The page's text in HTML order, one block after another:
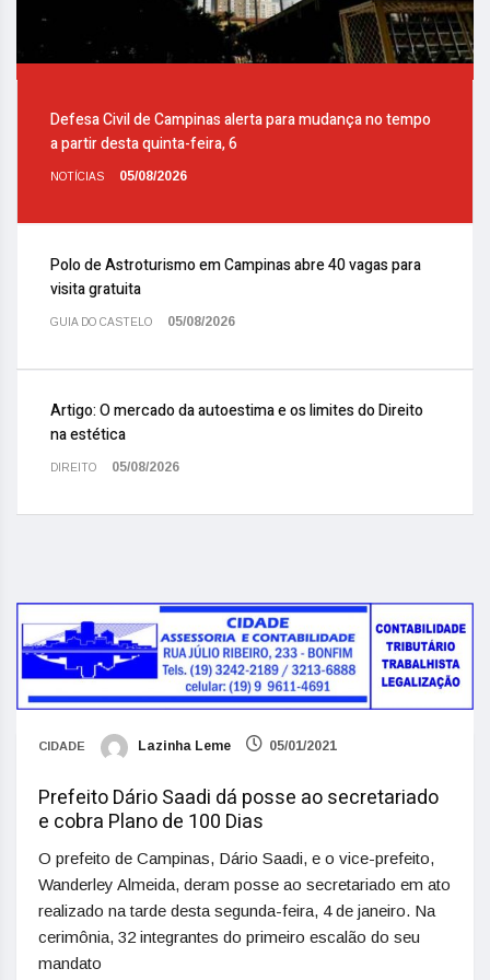
Defesa Civil de Campinas alerta para mudança no tempo
a partir desta quinta-feira, 6
NOTÍCIAS 05/08/2026
Polo de Astroturismo em Campinas abre 40 vagas para
visita gratuita
GUIA DO CASTELO 05/08/2026
Artigo: O mercado da autoestima e os limites do Direito
na estética
DIREITO 05/08/2026
CIDADE Lazinha Leme 05/01/2021
Prefeito Dário Saadi dá posse ao secretariado
e cobra Plano de 100 Dias
O prefeito de Campinas, Dário Saadi, e o vice-prefeito,
Wanderley Almeida, deram posse ao secretariado em ato
realizado na tarde desta segunda-feira, 4 de janeiro. Na
cerimônia, 32 integrantes do primeiro escalão do seu
mandato